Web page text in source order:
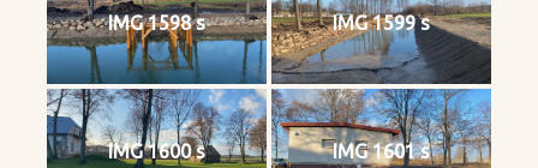
IMG 1598 s IMG 1599 s
IMG 1600 s IMG 1601 s